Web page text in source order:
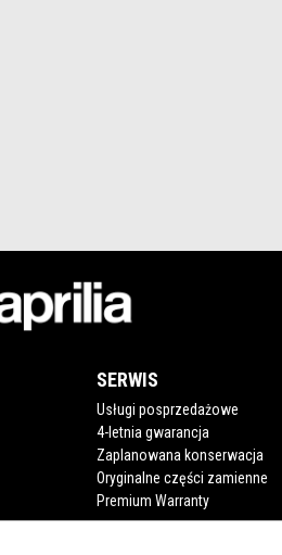
SERWIS
Usługi posprzedażowe
4-letnia gwarancja
Zaplanowana konserwacja
Oryginalne części zamienne
Premium Warranty